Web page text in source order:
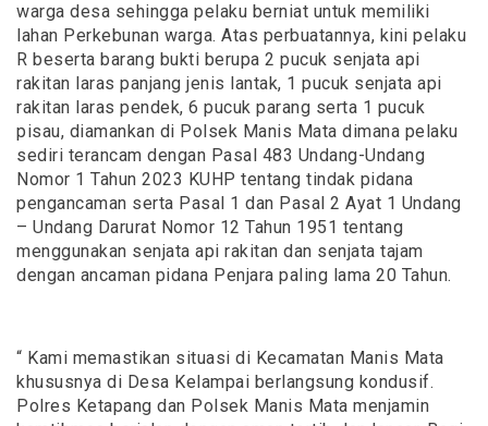
warga desa sehingga pelaku berniat untuk memiliki
lahan Perkebunan warga. Atas perbuatannya, kini pelaku
R beserta barang bukti berupa 2 pucuk senjata api
rakitan laras panjang jenis lantak, 1 pucuk senjata api
rakitan laras pendek, 6 pucuk parang serta 1 pucuk
pisau, diamankan di Polsek Manis Mata dimana pelaku
sediri terancam dengan Pasal 483 Undang-Undang
Nomor 1 Tahun 2023 KUHP tentang tindak pidana
pengancaman serta Pasal 1 dan Pasal 2 Ayat 1 Undang
– Undang Darurat Nomor 12 Tahun 1951 tentang
menggunakan senjata api rakitan dan senjata tajam
dengan ancaman pidana Penjara paling lama 20 Tahun.
“ Kami memastikan situasi di Kecamatan Manis Mata
khususnya di Desa Kelampai berlangsung kondusif.
Polres Ketapang dan Polsek Manis Mata menjamin